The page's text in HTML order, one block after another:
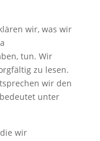
wir, was wir
tun. Wir
zu lesen.
wir den
unter
wir